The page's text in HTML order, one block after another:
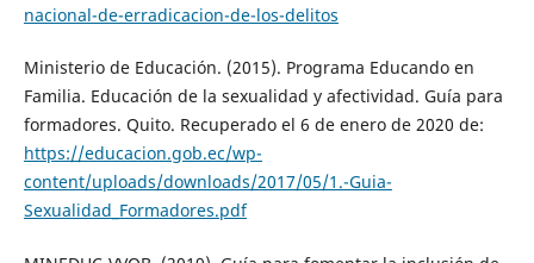
nacional-de-erradicacion-de-los-delitos
Ministerio de Educación. (2015). Programa Educando en
Familia. Educación de la sexualidad y afectividad. Guía para
formadores. Quito. Recuperado el 6 de enero de 2020 de:
https://educacion.gob.ec/wp-
content/uploads/downloads/2017/05/1.-Guia-
Sexualidad_Formadores.pdf